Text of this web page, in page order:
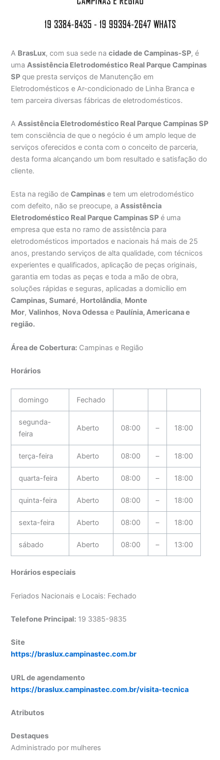
A BrasLux, com sua sede nacidade de Campinas-SP, é
umaAssistência Eletrodoméstico Real Parque Campinas
SP que presta serviços de Manutenção em
Eletrodomésticos e Ar-condicionado de Linha Branca e
tem parceira diversas fábricas de eletrodomésticos.
AAssistência Eletrodoméstico Real Parque Campinas SP
tem consciência de que o negócio é um amplo leque de
serviços oferecidos e conta com o conceito de parceria,
desta forma alcançando um bom resultado e satisfação do
cliente.
Esta na região deCampinas e tem um eletrodoméstico
com defeito, não se preocupe, aAssistência
Eletrodoméstico Real Parque Campinas SP é uma
empresa que esta no ramo de assistência para
eletrodomésticos importados e nacionais há mais de 25
anos, prestando serviços de alta qualidade, com técnicos
experientes e qualificados, aplicação de peças originais,
garantia em todas as peças e toda a mão de obra,
soluções rápidas e seguras, aplicadas a domicílio em
Campinas, Sumaré, Hortolândia, Monte
Mor,Valinhos, Nova Odessa e Paulínia, Americana e
região.
Área de Cobertura: Campinas e Região
Horários
domingo Fechado
segunda-
feira
Aberto 08:00 – 18:00
terça-feira Aberto 08:00 – 18:00
quarta-feira Aberto 08:00 – 18:00
quinta-feira Aberto 08:00 – 18:00
sexta-feira Aberto 08:00 – 18:00
sábado Aberto 08:00 – 13:00
Horários especiais
Feriados Nacionais e Locais: Fechado
Telefone Principal: 19 3385-9835
Site
https://braslux.campinastec.com.br
URL de agendamento
https://braslux.campinastec.com.br/visita-tecnica
Atributos
Destaques
Administrado por mulheres